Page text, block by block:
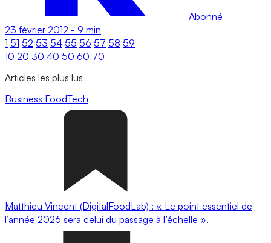
Abonné
23 février 2012 - 9 min
1 51 52 53 54 55 56 57 58 59
10 20 30 40 50 60 70
Articles les plus lus
Business FoodTech
Matthieu Vincent (DigitalFoodLab) : « Le point essentiel de
l’année 2026 sera celui du passage à l’échelle ».